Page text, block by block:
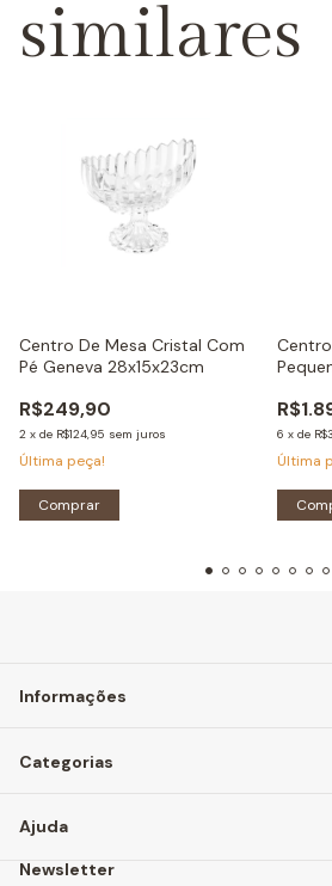
similares
Centro De Mesa Cristal Com
Pé Geneva 28x15x23cm
R$249,90
2 x de R$124,95 sem juros
Última peça!
Comprar
6 x de
Última
Informações
Categorias
Ajuda
Newsletter